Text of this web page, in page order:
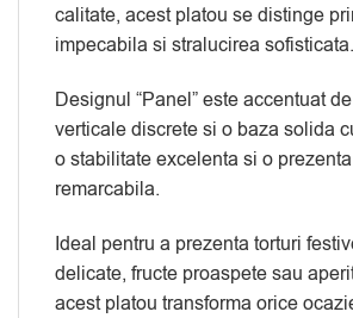
calitate, acest platou se distinge
impecabila si stralucirea sofisticata.
Designul “Panel” este accentuat
verticale discrete si o baza solida
o stabilitate excelenta si o
remarcabila.
Ideal pentru a prezenta torturi
delicate, fructe proaspete sau
acest platou transforma orice